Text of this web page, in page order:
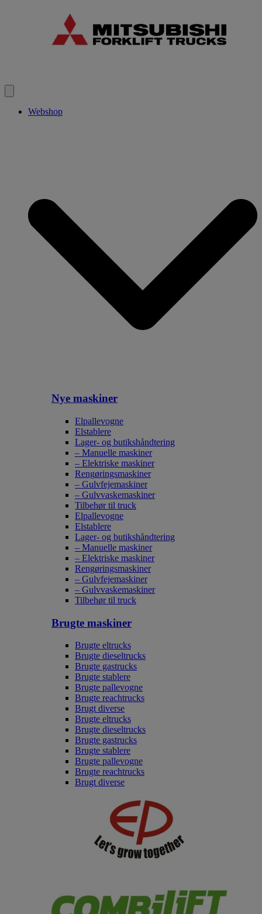
Webshop
Nye maskiner
Elpallevogne
Elstablere
Lager- og butikshåndtering
– Manuelle maskiner
– Elektriske maskiner
Rengøringsmaskiner
– Gulvfejemaskiner
– Gulvvaskemaskiner
Tilbehør til truck
Elpallevogne
Elstablere
Lager- og butikshåndtering
– Manuelle maskiner
– Elektriske maskiner
Rengøringsmaskiner
– Gulvfejemaskiner
– Gulvvaskemaskiner
Tilbehør til truck
Brugte maskiner
Brugte eltrucks
Brugte dieseltrucks
Brugte gastrucks
Brugte stablere
Brugte pallevogne
Brugte reachtrucks
Brugt diverse
Brugte eltrucks
Brugte dieseltrucks
Brugte gastrucks
Brugte stablere
Brugte pallevogne
Brugte reachtrucks
Brugt diverse